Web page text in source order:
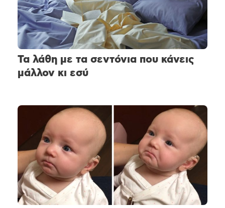
Τα λάθη με τα σεντόνια που κάνεις
μάλλον κι εσύ